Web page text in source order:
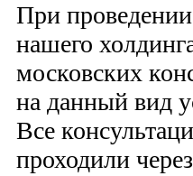
При
нашего
московских
на данный вид
Все
проходили